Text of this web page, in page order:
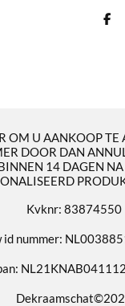
D
OM U AANKOOP TE
DOOR DAN
14 DAGEN NA
Kvknr: 83874550
id nummer: